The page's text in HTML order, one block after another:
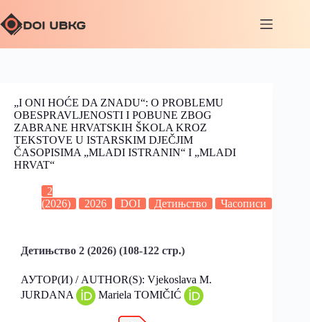
„I ONI HOĆE DA ZNADU“: O PROBLEMU
OBESPRAVLJENOSTI I POBUNE ZBOG
ZABRANE HRVATSKIH ŠKOLA KROZ
TEKSTOVE U ISTARSKIM DJEČJIM
ČASOPISIMA „MLADI ISTRANIN“ I „MLADI
HRVAT“
2
(2026)
2026 DOI Детињство Часописи
Детињство 2 (2026) (108-122 стр.)
АУТОР(И) / AUTHOR(S): Vjekoslava M.
JURDANA
Mariela TOMIČIĆ